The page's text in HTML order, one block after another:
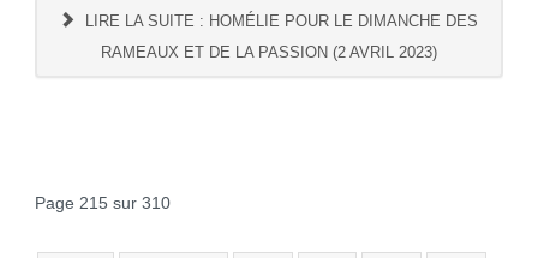
LIRE LA SUITE : HOMÉLIE POUR LE DIMANCHE DES
RAMEAUX ET DE LA PASSION (2 AVRIL 2023)
Page 215 sur 310